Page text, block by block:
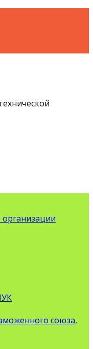
союза,